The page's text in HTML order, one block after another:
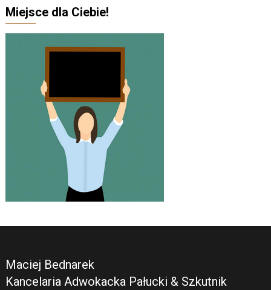
Miejsce dla Ciebie!
Maciej Bednarek
Kancelaria Adwokacka Pałucki & Szkutnik